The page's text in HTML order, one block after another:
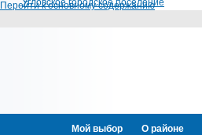
Перейти к основному содержанию
Угловское городское поселение
Мой выбор О районе